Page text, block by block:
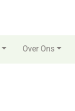
Over Ons